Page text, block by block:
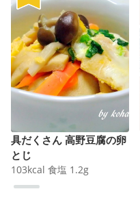
具だくさん 高野豆腐の卵
とじ
103kcal 食塩 1.2g